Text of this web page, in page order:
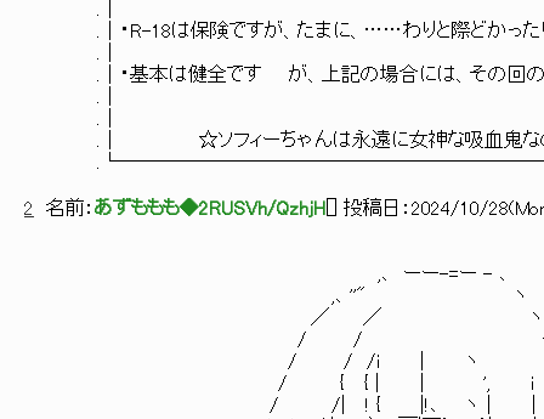
.│・R-18は保険ですが、たまに、……わりと際
.│・基本は健全です が、上記の場合には、その
.│ ☆ソフィーちゃんは永遠に女神な吸血鬼
2 名前： あずももも◆2RUSVh/QzhjH ] 投稿日： 2024/10/
,､ ーー-=ー - ､
,､ ''" ヽ
／ ／ ヽ
/ /
/ / /i | ヽ
/ { { | | ', i
/ /| ! { |!､ ヽ｜ |